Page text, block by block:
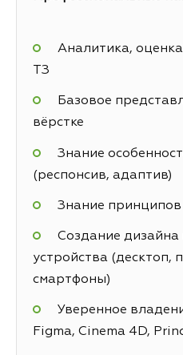
Аналитика,
ТЗ
Базовое
вёрстке
Знание
(респонсив, адаптив)
Знание
Создание дизайна
устройства (десктоп,
смартфоны)
Уверенное
Figma, Cinema 4D,